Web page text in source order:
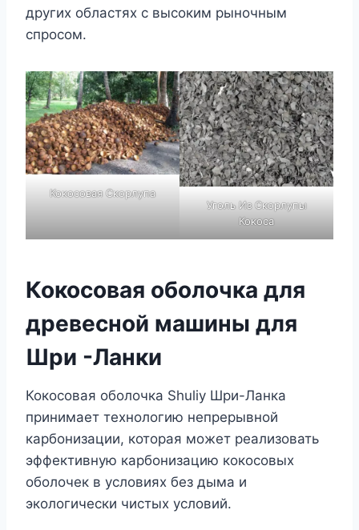
других областях с высоким рыночным
спросом.
Кокосовая Скорлупа
Уголь Из Скорлупы
Кокоса
Кокосовая оболочка для
древесной машины для
Шри -Ланки
Кокосовая оболочка Shuliy Шри-Ланка
принимает технологию непрерывной
карбонизации, которая может реализовать
эффективную карбонизацию кокосовых
оболочек в условиях без дыма и
экологически чистых условий.